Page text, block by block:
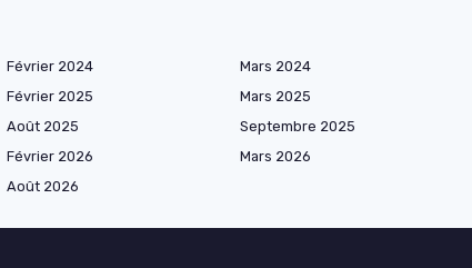
Février 2024 Mars 2024
Février 2025 Mars 2025
Août 2025 Septembre 2025
Février 2026 Mars 2026
Août 2026